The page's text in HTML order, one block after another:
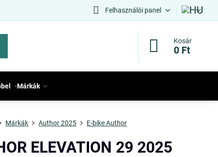
Felhasználói panel
Kosár
0 Ft
Márkák
Márkák Author 2025 E-bike Author
ELEVATION 29 2025